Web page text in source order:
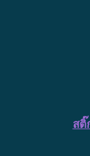
สติ๊